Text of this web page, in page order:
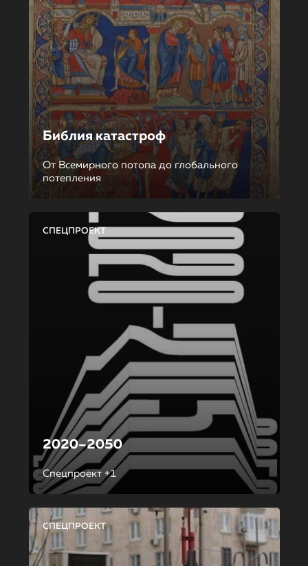
Библия катастроф
От Всемирного потопа до глобального
потепления
СПЕЦПРОЕКТ
2020–2050
Спецпроект +1
СПЕЦПРОЕКТ